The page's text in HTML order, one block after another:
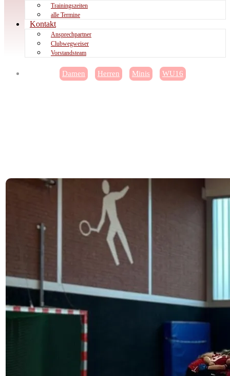
Trainingszeiten
alle Termine
Kontakt
Ansprechpartner
Clubwegweiser
Vorstandsteam
Damen Herren Minis WU16